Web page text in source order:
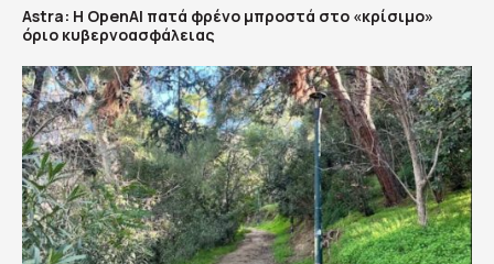
Astra: Η OpenAI πατά φρένο μπροστά στο «κρίσιμο»
όριο κυβερνοασφάλειας